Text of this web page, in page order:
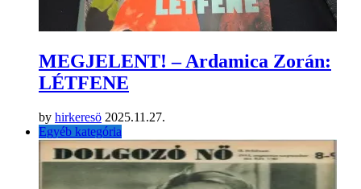
MEGJELENT! – Ardamica Zorán:
LÉTFENE
by hirkeresö 2025.11.27.
Egyéb kategória